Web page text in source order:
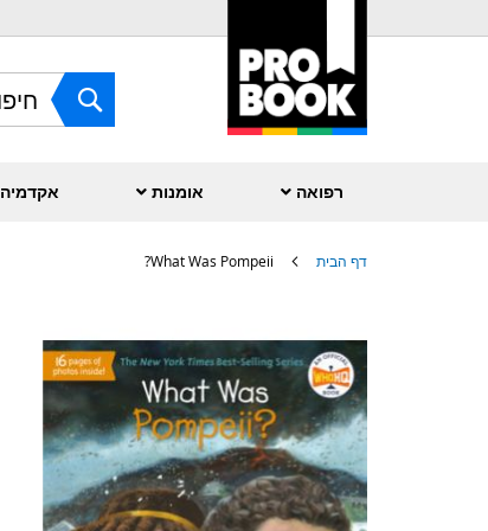
to
Content
חפש
רפואה אומנות אקדמיה
דף הבית What Was Pompeii?
של
גלריית
תמונות